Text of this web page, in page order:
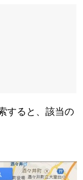
すると、該当の